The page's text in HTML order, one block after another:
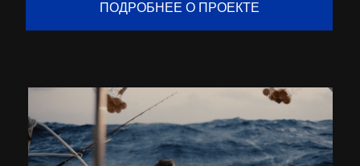
ПОДРОБНЕЕ О ПРОЕКТЕ